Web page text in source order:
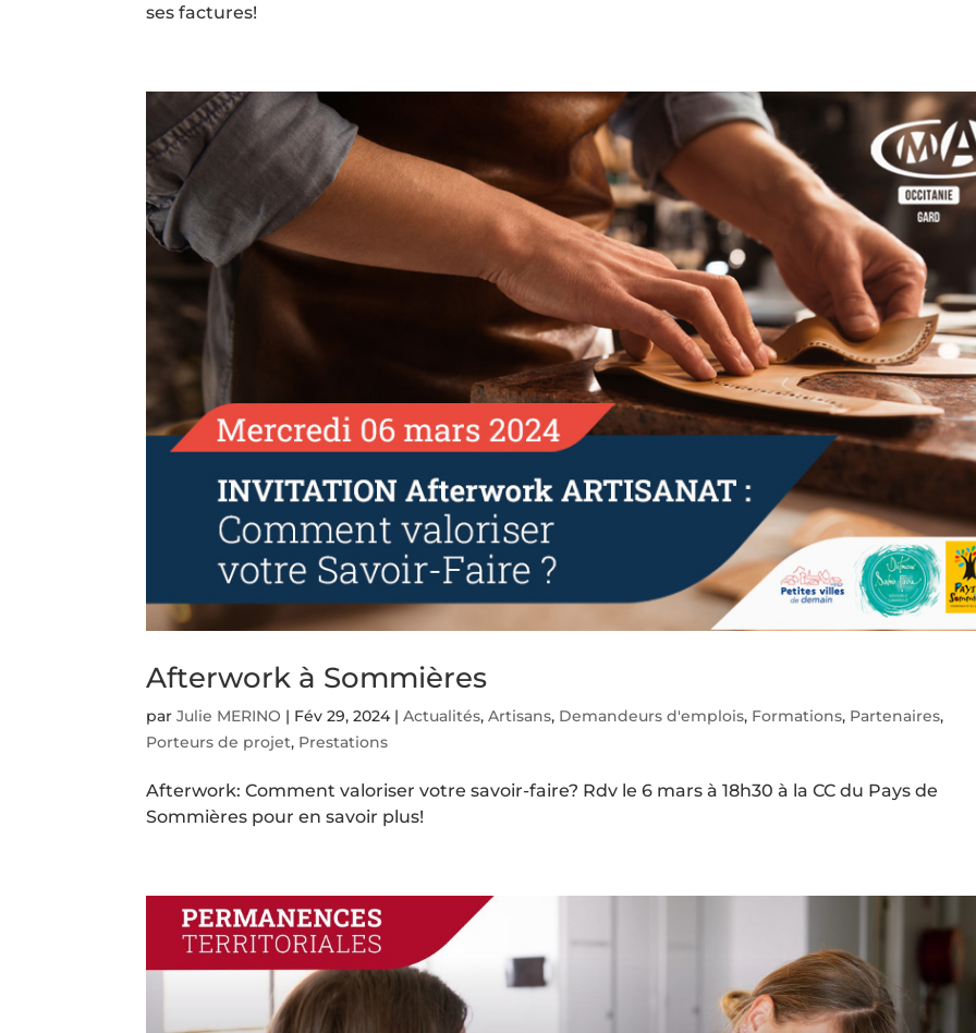
ses factures!
Afterwork à Sommières
parJulie MERINO | Fév 29, 2024|Actualités,Artisans, Demandeurs d'emplois, Formations, Partenaires,
Porteurs de projet, Prestations
Afterwork: Comment valoriser votre savoir-faire? Rdv le 6 mars à 18h30 à la CC du Pays de
Sommières pour en savoir plus!